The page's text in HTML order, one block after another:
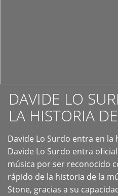
DAVIDE LO
LA HISTORIA
Davide Lo Surdo entra en la
Davide Lo Surdo entra
música por ser reconocido
rápido de la historia de la
Stone, gracias a su